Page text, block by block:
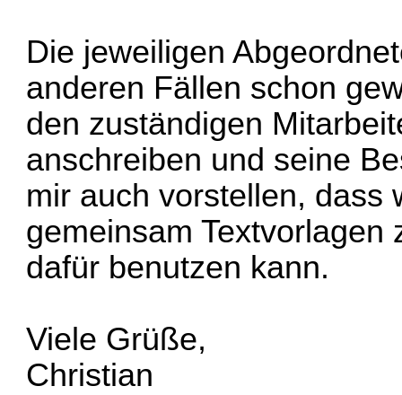
Die jeweiligen
anderen Fällen schon
den zuständigen
anschreiben und seine
mir auch vorstellen, dass
gemeinsam
dafür benutzen kann.
Viele Grüße,
Christian